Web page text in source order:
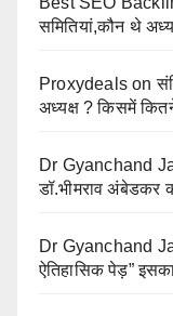
समितियां,कौन थे
Proxydeals on
अध्यक्ष ? किसमें
Dr Gyanchand
डॉ.भीमराव अंबेडकर
Dr Gyanchand
ऐतिहासिक पेड़”